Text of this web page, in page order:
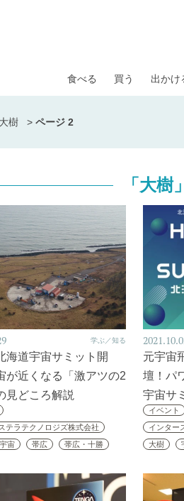
食べる 買う 出かけ
大樹 > ページ 2
「大
学ぶ／知る
海道宇宙サミット開
が近くなる「激アツの2
見どころ解説
テラテクノロジズ株式会社
宇宙 帯広 帯広・十勝
元宇宙
壇！パ
宇宙サ
イベント
インター
大樹